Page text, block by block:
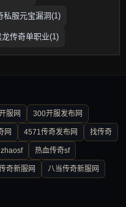
私服元宝漏洞(1)
龙传奇单职业(1)
服网 300开服发布网
网 4571传奇发布网 找传奇
zhaosf 热血传奇sf
奇新服网 八当传奇新服网